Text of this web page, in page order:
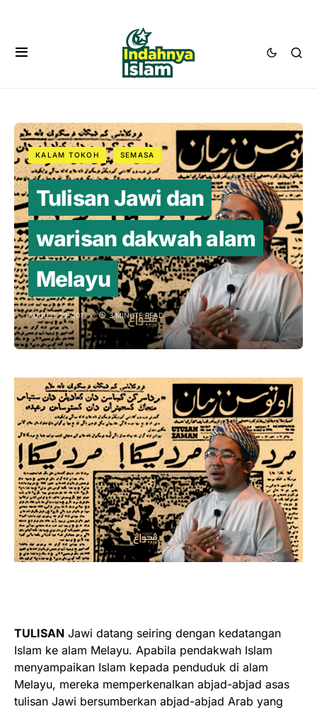
KALAM TOKOH SEMASA
Tulisan Jawi dan
warisan dakwah alam
Melayu
AUGUST 29, 2017 3 MINUTE READ
TULISAN Jawi datang seiring dengan kedatangan
Islam ke alam Melayu. Apabila pendakwah Islam
menyampaikan Islam kepada penduduk di alam
Melayu, mereka memperkenalkan abjad-abjad asas
tulisan Jawi bersumberkan abjad-abjad Arab yang